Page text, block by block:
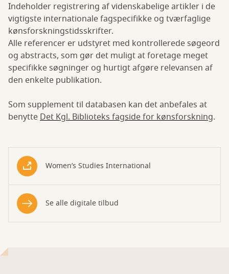
Indeholder registrering af videnskabelige artikler i de
vigtigste internationale fagspecifikke og tværfaglige
kønsforskningstidsskrifter.
Alle referencer er udstyret med kontrollerede søgeord
og abstracts, som gør det muligt at foretage meget
specifikke søgninger og hurtigt afgøre relevansen af
den enkelte publikation.
Som supplement til databasen kan det anbefales at
benytteDet Kgl. Biblioteks fagside for kønsforskning.
Women’s Studies International
Se alle digitale tilbud